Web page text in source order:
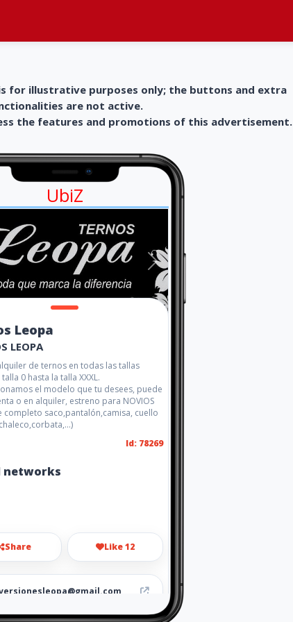
for illustrative purposes only; the buttons and extra
are not active.
the features and promotions of this advertisement.
UbiZ
Leopa
LEOPA
de ternos en todas las tallas
0 hasta la talla XXXL.
el modelo que tu desees, puede
o en alquiler, estreno para NOVIOS
completo saco,pantalón,camisa, cuello
Id: 78269
networks
Share Like 12